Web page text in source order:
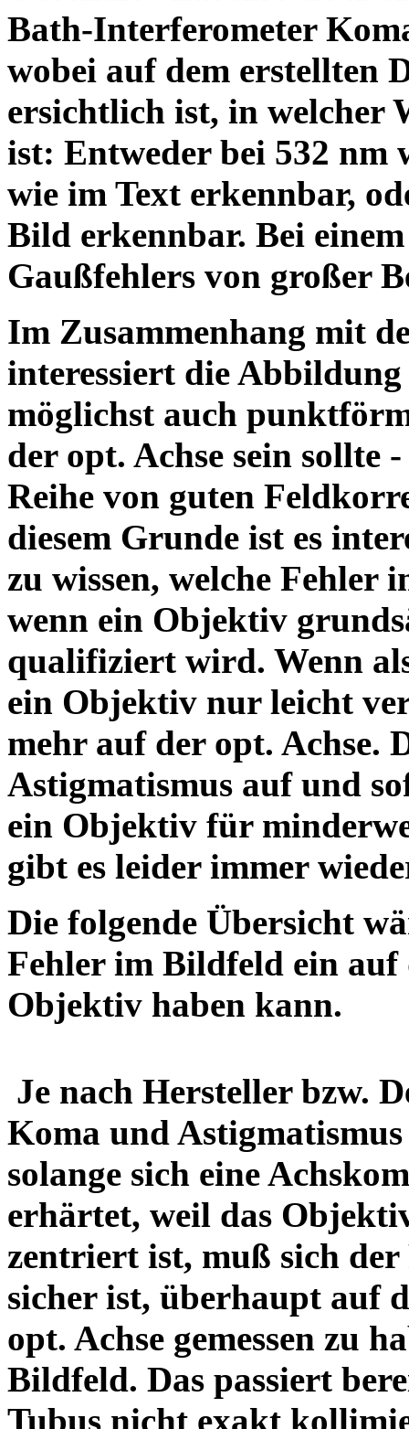
Bath-Interferometer
wobei auf dem erstellten
ersichtlich ist, in welcher
ist: Entweder bei 532 nm
wie im Text erkennbar,
Bild erkennbar. Bei
Gaußfehlers von großer
Im Zusammenhang mit
interessiert die
möglichst auch
der opt. Achse sein sollte
Reihe von guten
diesem Grunde ist es
zu wissen, welche Fehler
wenn ein Objektiv
qualifiziert wird. Wenn
ein Objektiv nur leicht
mehr auf der opt. Achse.
Astigmatismus auf und
ein Objektiv für
gibt es leider immer
Die folgende Übersicht
Fehler im Bildfeld ein auf
Objektiv
Je nach Hersteller bzw.
Koma und
solange sich eine
erhärtet, weil das
zentriert ist, muß sich
sicher ist, überhaupt auf
opt. Achse gemessen zu
Bildfeld. Das passiert
Tubus nicht exakt